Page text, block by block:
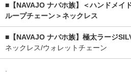
■【NAVAJO ナバホ族】＜ハンドメイ
ループチェーン＞ネックレス
■【NAVAJO ナバホ族】極太ラージ
ネックレス/ウォレットチェーン